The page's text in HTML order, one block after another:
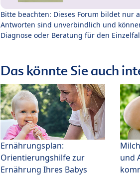
Bitte beachten: Dieses Forum bildet nur
Antworten sind unverbindlich und
Diagnose oder Beratung für den
Das könnte Sie auch
Ernährungsplan:
Orientierungshilfe zur
Ernährung Ihres Babys
und